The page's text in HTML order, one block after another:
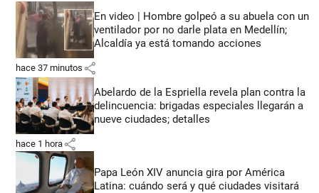
En video | Hombre golpeó a su abuela con un
ventilador por no darle plata en Medellín;
Alcaldía ya está tomando acciones
hace 37 minutos share
Abelardo de la Espriella revela plan contra la
delincuencia: brigadas especiales llegarán a
nueve ciudades; detalles
hace 1 hora share
Papa León XIV anuncia gira por América
Latina: cuándo será y qué ciudades visitará